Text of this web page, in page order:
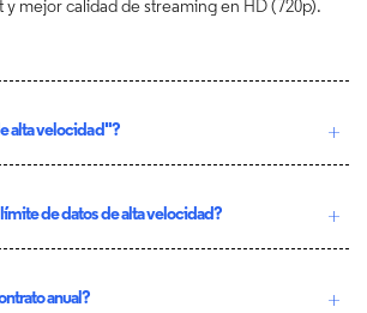
y mejor calidad de streaming en HD (720p).
alta velocidad"?
de datos de alta velocidad?
anual?